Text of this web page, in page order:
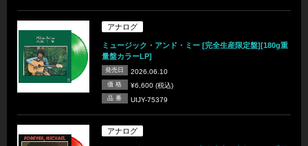
アナログ
ミュージック・アンド・ミー [完全生産限定盤][180g重
量盤カラーLP]
発売日 2026.06.10
価 格 ¥6,600 (税込)
品 番 UIJY-75379
アナログ